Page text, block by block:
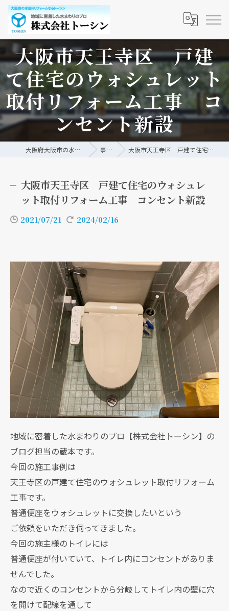
大阪市天王寺区 戸建
て住宅のウォシュレット
取付リフォーム工事 コ
ンセント新設
大阪府大阪市の水回りリフォームなら株式会社トーシン 事例/ブログ 大阪市天王寺区 戸建て住宅のウォシュレット取付リフォーム工事 コンセント新設
大阪市天王寺区 戸建て住宅のウォシュレ
ット取付リフォーム工事 コンセント新設
2021/07/21 2024/02/16
地域に密着した水まわりのプロ【株式会社トーシン】の
ブログ担当の蔵本です。
今回の施工事例は
天王寺区の戸建て住宅のウォシュレット取付リフォーム
工事です。
普通便座をウォシュレットに交換したいという
ご依頼をいただき伺ってきました。
今回の施主様のトイレには
普通便座が付いていて、トイレ内にコンセントがありま
せんでした。
なので近くのコンセントから分岐してトイレ内の壁に穴
を開けて配線を通して